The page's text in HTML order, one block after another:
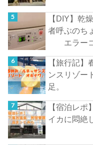
【DIY】
者呼ぶのち
エラーコ
【旅行記
ンスリゾー
足。
【宿泊レ
イカに悶絶